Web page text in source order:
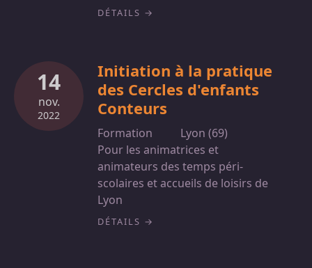
DÉTAILS
14
nov.
2022
Initiation à la pratique
des Cercles d'enfants
Conteurs
Formation
Lyon (69)
Pour les animatrices et
animateurs des temps péri-
scolaires et accueils de loisirs de
Lyon
DÉTAILS